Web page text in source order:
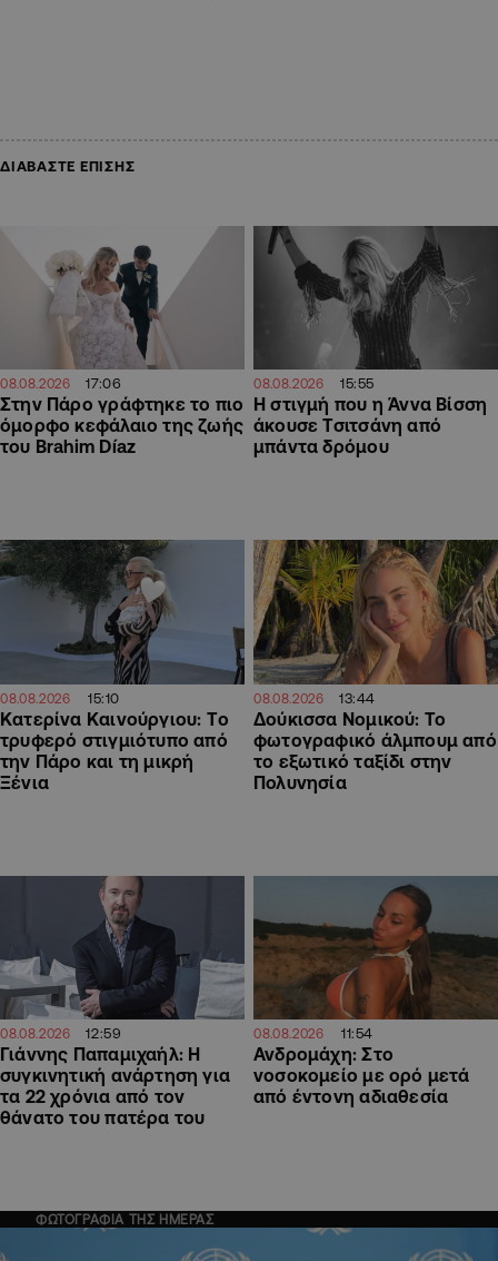
ΔΙΑΒΑΣΤΕ ΕΠΙΣΗΣ
08.08.2026 17:06
Στην Πάρο γράφτηκε το πιο
όμορφο κεφάλαιο της ζωής
του Brahim Díaz
08.08.2026 15:55
H στιγμή που η Άννα Βίσση
άκουσε Τσιτσάνη από
μπάντα δρόμου
08.08.2026 15:10
Κατερίνα Καινούργιου: Tο
τρυφερό στιγμιότυπο από
την Πάρο και τη μικρή
Ξένια
08.08.2026 13:44
Δούκισσα Νομικού: Το
φωτογραφικό άλμπουμ από
το εξωτικό ταξίδι στην
Πολυνησία
08.08.2026 12:59
Γιάννης Παπαμιχαήλ: Η
συγκινητική ανάρτηση για
τα 22 χρόνια από τον
θάνατο του πατέρα του
08.08.2026 11:54
Ανδρομάχη: Στο
νοσοκομείο με ορό μετά
από έντονη αδιαθεσία
ΦΩΤΟΓΡΑΦΙΑ ΤΗΣ ΗΜΕΡΑΣ